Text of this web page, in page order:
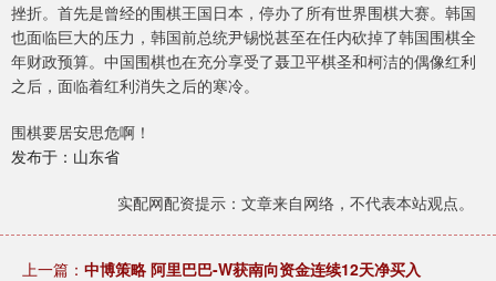
挫折。首先是曾经的围棋王国日本，停办了所有世界围棋大赛。韩国
也面临巨大的压力，韩国前总统尹锡悦甚至在任内砍掉了韩国围棋全
年财政预算。中国围棋也在充分享受了聂卫平棋圣和柯洁的偶像红利
之后，面临着红利消失之后的寒冷。
围棋要居安思危啊！
发布于：山东省
实配网配资提示：文章来自网络，不代表本站观点。
上一篇： 中博策略 阿里巴巴-W获南向资金连续12天净买入